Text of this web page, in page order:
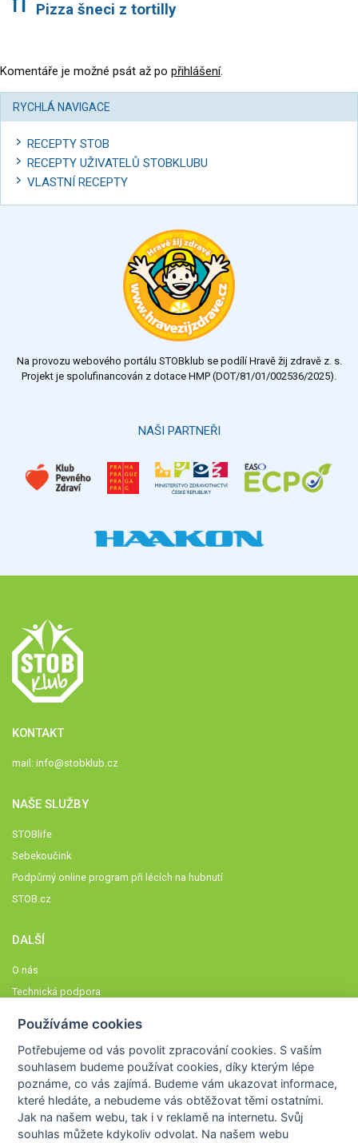
Pizza šneci z tortilly
Komentáře je možné psát až po přihlášení.
RYCHLÁ NAVIGACE
RECEPTY STOB
RECEPTY UŽIVATELŮ STOBKLUBU
VLASTNÍ RECEPTY
Na provozu webového portálu STOBklub se podílí Hravě žij zdravě z. s.
Projekt je spolufinancován z dotace HMP (DOT/81/01/002536/2025).
NAŠI PARTNEŘI
KONTAKT
mail: info@stobklub.cz
NAŠE SLUŽBY
STOBlife
Sebekoučink
Podpůrný online program při lécích na hubnutí
STOB.cz
DALŠÍ
O nás
Technická podpora
Členové STOBklubu
Zásady nakládání s osobními údaji
Otestujte se
Spočítejte si
Používáme cookies
Potřebujeme od vás povolit zpracování cookies. S vaším
souhlasem budeme používat cookies, díky kterým lépe
poznáme,co vás zajímá. Budeme vám ukazovat informace,
které hledáte, a nebudeme vás obtěžovat těmi ostatními.
Jak na našem webu, tak i v reklamě na internetu. Svůj
souhlas můžete kdykoliv odvolat. Na našem webu